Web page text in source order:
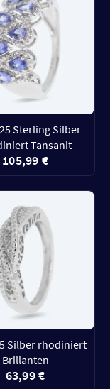
Sterling Silber
Tansanit
105,99 €
Silber rhodiniert
Brillanten
63,99 €